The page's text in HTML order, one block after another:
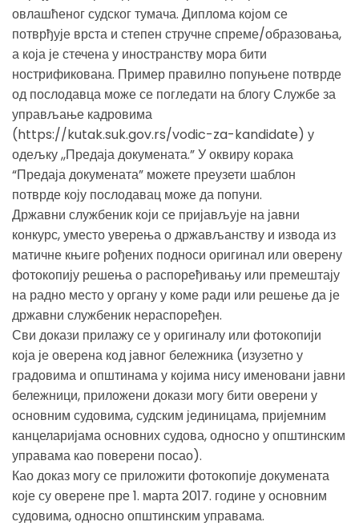
овлашћеног судског тумача. Диплома којом се
потврђује врста и степен стручне спреме/образовања,
а која је стечена у иностранству мора бити
нострификована. Пример правилно попуњене потврде
од послодавца може се погледати на блогу Службе за
управљање кадровима
(https://kutak.suk.gov.rs/vodic-za-kandidate) у
одељку ,,Предаја докумената.” У оквиру корака
“Предаја докумената” можете преузети шаблон
потврде коју послодавац може да попуни.
Државни службеник који се пријављује на јавни
конкурс, уместо уверења о држављанству и извода из
матичне књиге рођених подноси оригинал или оверену
фотокопију решења о распоређивању или премештају
на радно место у органу у коме ради или решење да је
државни службеник нераспоређен.
Сви докази прилажу се у оригиналу или фотокопији
која је оверена код јавног бележника (изузетно у
градовима и општинама у којима нису именовани јавни
бележници, приложени докази могу бити оверени у
основним судовима, судским јединицама, пријемним
канцеларијама основних судова, односно у општинским
управама као поверени посао).
Као доказ могу се приложити фотокопије докумената
које су оверене пре 1. марта 2017. године у основним
судовима, односно општинским управама.